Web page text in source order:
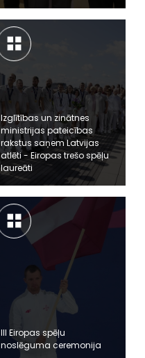
Izglītības un zinātnes
ministrijas pateicības
rakstus saņem Latvijas
atlēti - Eiropas trešo spēļu
laureāti
III Eiropas spēļu
noslēguma ceremonija